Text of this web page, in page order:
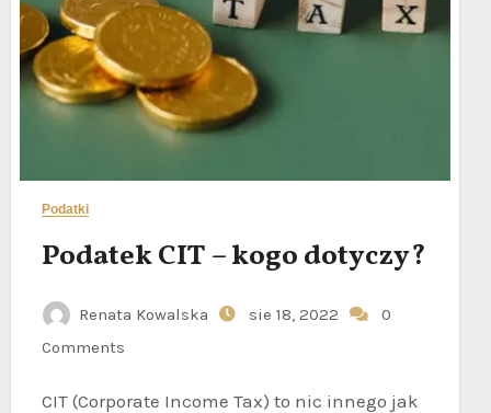
Podatki
Podatek CIT – kogo dotyczy?
Renata Kowalska sie 18, 2022
0
Comments
CIT (Corporate Income Tax) to nic innego jak